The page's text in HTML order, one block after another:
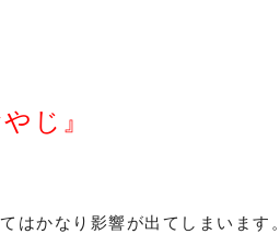
じ 』
はかなり影響が出てしまいます。